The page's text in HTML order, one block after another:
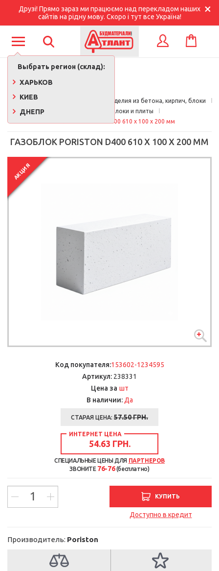
Друзі! Прямо зараз ми працюємо над перекладом наших
сайтів на рідну мову. Скоро і тут все Україна!
Выбрать регион (склад):
ХАРЬКОВ
КИЕВ
ДНЕПР
КОРЗИНА
Главная
Изделия из бетона, кирпич, блоки
Строительные блоки и плиты
Газоблок PORISTON D400 610 x 100 x 200 мм
ГАЗОБЛОК PORISTON D400 610 X 100 X 200 ММ
АКЦИЯ
Код покупателя:153602-1234595
Артикул: 238331
Цена за шт
В наличии: Да
СТАРАЯ ЦЕНА: 57.50ГРН.
ИНТЕРНЕТ ЦЕНА
54.63 ГРН.
СПЕЦИАЛЬНЫЕ ЦЕНЫ ДЛЯ ПАРТНЕРОВ
ЗВОНИТЕ 76-76(бесплатно)
КУПИТЬ
Доступно в кредит
Производитель: Poriston